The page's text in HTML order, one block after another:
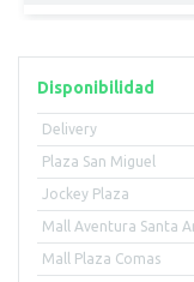
Disponibilidad
Delivery
Plaza San Miguel
Jockey Plaza
Mall Aventura Santa
Mall Plaza Comas